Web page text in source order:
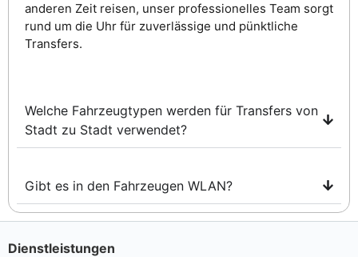
anderen Zeit reisen, unser professionelles Team sorgt
rund um die Uhr für zuverlässige und pünktliche
Transfers.
Welche Fahrzeugtypen werden für Transfers von
Stadt zu Stadt verwendet?
Gibt es in den Fahrzeugen WLAN?
Dienstleistungen